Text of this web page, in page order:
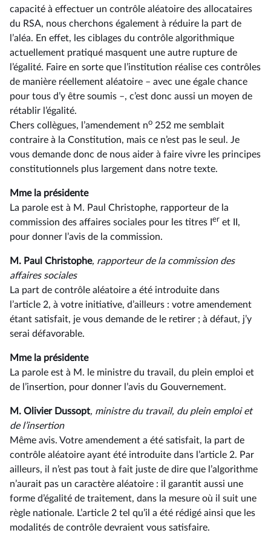
capacité à effectuer un contrôle aléatoire des allocataires
du RSA, nous cherchons également à réduire la part de
l’aléa. En effet, les ciblages du contrôle algorithmique
actuellement pratiqué masquent une autre rupture de
l’égalité. Faire en sorte que l’institution réalise ces contrôles
de manière réellement aléatoire –⁠ avec une égale chance
pour tous d’y être soumis –, c’est donc aussi un moyen de
rétablir l’égalité.
Chers collègues, l’amendement no 252 me semblait
contraire à la Constitution, mais ce n’est pas le seul. Je
vous demande donc de nous aider à faire vivre les principes
constitutionnels plus largement dans notre texte.
Mme la présidente
La parole est à M. Paul Christophe, rapporteur de la
commission des affaires sociales pour les titres I er et II,
pour donner l’avis de la commission.
M. Paul Christophe, rapporteur de la commission des
affaires sociales
La part de contrôle aléatoire a été introduite dans
l’article 2, à votre initiative, d’ailleurs : votre amendement
étant satisfait, je vous demande de le retirer ; à défaut, j’y
serai défavorable.
Mme la présidente
La parole est à M. le ministre du travail, du plein emploi et
de l’insertion, pour donner l’avis du Gouvernement.
M. Olivier Dussopt, ministre du travail, du plein emploi et
de l’insertion
Même avis. Votre amendement a été satisfait, la part de
contrôle aléatoire ayant été introduite dans l’article 2. Par
ailleurs, il n’est pas tout à fait juste de dire que l’algorithme
n’aurait pas un caractère aléatoire : il garantit aussi une
forme d’égalité de traitement, dans la mesure où il suit une
règle nationale. L’article 2 tel qu’il a été rédigé ainsi que les
modalités de contrôle devraient vous satisfaire.